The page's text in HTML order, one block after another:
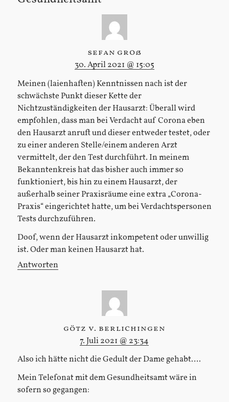
sefan groß
30. April 2021 @ 15:05
Meinen (laienhaften) Kenntnissen nach ist der
schwächste Punkt dieser Kette der
Nichtzuständigkeiten der Hausarzt: Überall wird
empfohlen, dass man bei Verdacht auf Corona eben
den Hausarzt anruft und dieser entweder testet, oder
zu einer anderen Stelle/einem anderen Arzt
vermittelt, der den Test durchführt. In meinem
Bekanntenkreis hat das bisher auch immer so
funktioniert, bis hin zu einem Hausarzt, der
außerhalb seiner Praxisräume eine extra „Corona-
Praxis“ eingerichtet hatte, um bei Verdachtspersonen
Tests durchzuführen.
Doof, wenn der Hausarzt inkompetent oder unwillig
ist. Oder man keinen Hausarzt hat.
Antworten
götz v. berlichingen
7. Juli 2021 @ 23:34
Also ich hätte nicht die Gedult der Dame gehabt….
Mein Telefonat mit dem Gesundheitsamt wäre in
sofern so gegangen: